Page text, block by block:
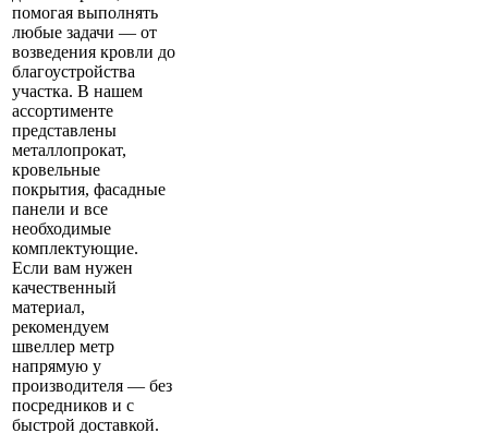
помогая выполнять
любые задачи — от
возведения кровли до
благоустройства
участка. В нашем
ассортименте
представлены
металлопрокат,
кровельные
покрытия, фасадные
панели и все
необходимые
комплектующие.
Если вам нужен
качественный
материал,
рекомендуем
швеллер метр
напрямую у
производителя — без
посредников и с
быстрой доставкой.